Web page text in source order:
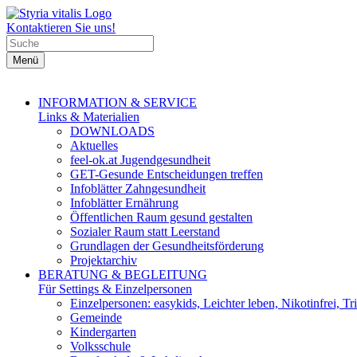
Kontaktieren Sie uns!
Menü
INFORMATION & SERVICE
Links & Materialien
DOWNLOADS
Aktuelles
feel-ok.at Jugendgesundheit
GET-Gesunde Entscheidungen treffen
Infoblätter Zahngesundheit
Infoblätter Ernährung
Öffentlichen Raum gesund gestalten
Sozialer Raum statt Leerstand
Grundlagen der Gesundheitsförderung
Projektarchiv
BERATUNG & BEGLEITUNG
Für Settings & Einzelpersonen
Einzelpersonen: easykids, Leichter leben, Nikotinfrei,
Gemeinde
Kindergarten
Volksschule